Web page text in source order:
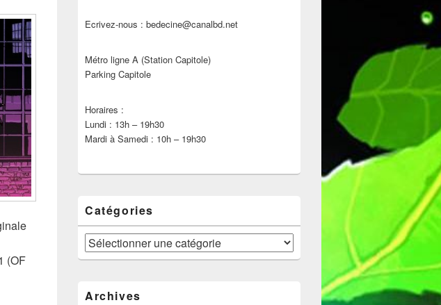
(OF
comics VO de la semaine du 03 Juin 2026 !!
Ecrivez-nous : bedecine@canalbd.net
Métro ligne A (Station Capitole)
Parking Capitole
Horaires :
Lundi : 13h – 19h30
Mardi à Samedi : 10h – 19h30
Catégories
Catégories
Archives